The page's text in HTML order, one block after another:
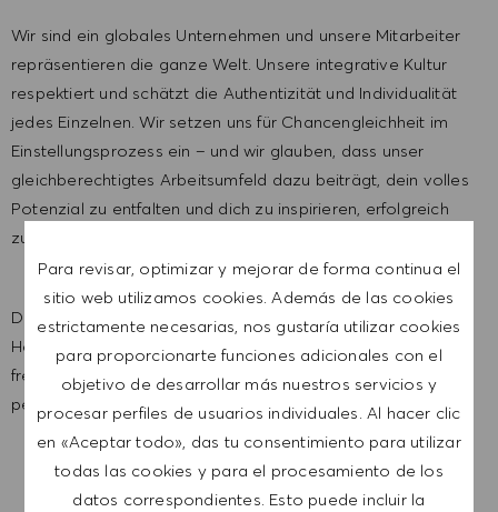
Para revisar, optimizar y mejorar de forma continua el
sitio web utilizamos cookies. Además de las cookies
estrictamente necesarias, nos gustaría utilizar cookies
para proporcionarte funciones adicionales con el
objetivo de desarrollar más nuestros servicios y
procesar perfiles de usuarios individuales. Al hacer clic
en «Aceptar todo», das tu consentimiento para utilizar
todas las cookies y para el procesamiento de los
datos correspondientes. Esto puede incluir la
Wir sind ein globales Unternehmen und unsere Mitarbeiter
repräsentieren die ganze Welt. Unsere integrative Kultur
respektiert und schätzt die Authentizität und Individualität
jedes Einzelnen. Wir setzen uns für Chancengleichheit im
Einstellungsprozess ein – und wir glauben, dass unser
gleichberechtigtes Arbeitsumfeld dazu beiträgt, dein volles
Potenzial zu entfalten und dich zu inspirieren, erfolgreich
zu sein.
Du bist der Meinung, es ist an der Zeit sich einer neuen
Herausforderung in der HUGO BOSS Welt zu stellen? Dann
freuen wir uns, dich über dieses Stellenangebot in einem
persönlichen Gespräch zu informieren.